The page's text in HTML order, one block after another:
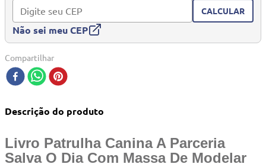
CALCULAR
Não sei meu CEP
Compartilhar
Descrição do produto
Livro Patrulha Canina A Parceria
Salva O Dia Com Massa De Modelar